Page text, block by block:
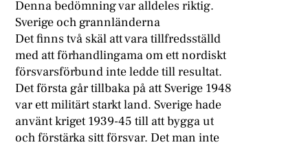
Denna bedömning var alldeles riktig.
Sverige och grannländerna
Det finns två skäl att vara tillfredsställd
med att förhandlingama om ett nordiskt
försvarsförbund inte ledde till resultat.
Det första går tillbaka på att Sverige 1948
var ett militärt starkt land. Sverige hade
använt kriget 1939-45 till att bygga ut
och förstärka sitt försvar. Det man inte